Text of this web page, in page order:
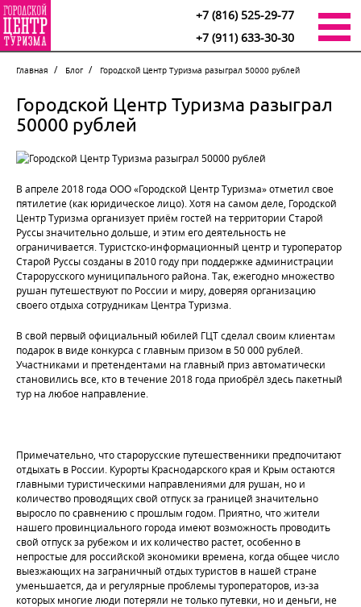
+7 (816) 525-29-77
+7 (911) 633-30-30
Главная Блог Городской Центр Туризма разыграл 50000 рублей
Городской Центр Туризма разыграл
50000 рублей
В апреле 2018 года ООО «Городской Центр Туризма» отметил свое
пятилетие (как юридическое лицо). Хотя на самом деле, Городской
Центр Туризма организует приём гостей на территории Старой
Руссы значительно дольше, и этим его деятельность не
ограничивается. Туристско-информационный центр и туроператор
Старой Руссы созданы в 2010 году при поддержке администрации
Старорусского муниципального района. Так, ежегодно множество
рушан путешествуют по России и миру, доверяя организацию
своего отдыха сотрудникам Центра Туризма.
В свой первый официальный юбилей ГЦТ сделал своим клиентам
подарок в виде конкурса с главным призом в 50 000 рублей.
Участниками и претендентами на главный приз автоматически
становились все, кто в течение 2018 года приобрёл здесь пакетный
тур на любое направление.
Примечательно, что старорусские путешественники предпочитают
отдыхать в России. Курорты Краснодарского края и Крым остаются
главными туристическими направлениями для рушан, но и
количество проводящих свой отпуск за границей значительно
выросло по сравнению с прошлым годом. Приятно, что жители
нашего провинциального города имеют возможность проводить
свой отпуск за рубежом и их количество растет, особенно в
непростые для российской экономики времена, когда общее число
выезжающих на заграничный отдых туристов в нашей стране
уменьшается, да и регулярные проблемы туроператоров, из-за
которых многие люди потеряли не только путевки, но и деньги, не